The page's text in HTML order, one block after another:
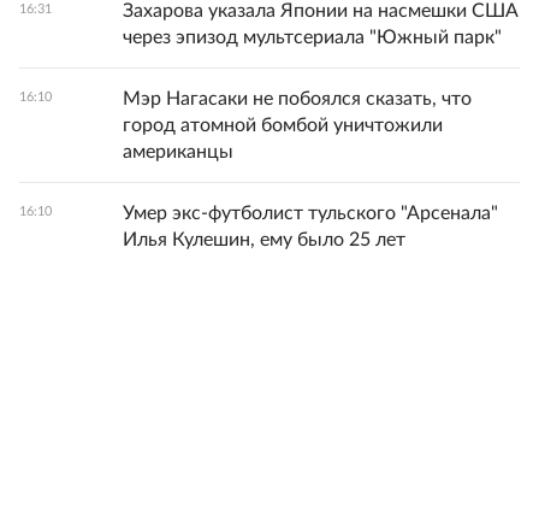
16:31
Захарова указала Японии на насмешки США
через эпизод мультсериала "Южный парк"
16:10
Мэр Нагасаки не побоялся сказать, что
город атомной бомбой уничтожили
американцы
16:10
Умер экс-футболист тульского "Арсенала"
Илья Кулешин, ему было 25 лет